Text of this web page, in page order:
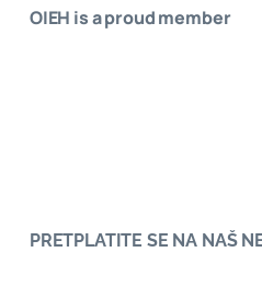
OIEH is a proud member
PRETPLATITE SE NA NAŠ